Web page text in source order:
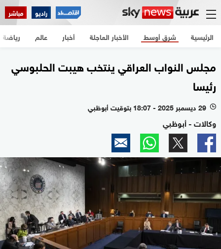
راديو مباشر
الرئيسية الأخبار العاجلة أخبار شرق أوسط عالم رياضة
مجلس النواب العراقي ينتخب هيبت الحلبوسي
رئيسا
l 29 ديسمبر 2025 - 18:07 بتوقيت أبوظبي
وكالات - أبوظبي